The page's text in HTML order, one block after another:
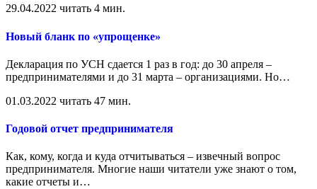
29.04.2022 читать 4 мин.
Новый бланк по «упрощенке»
Декларация по УСН сдается 1 раз в год: до 30 апреля –
предпринимателями и до 31 марта – организациями. Но…
01.03.2022 читать 47 мин.
Годовой отчет предпринимателя
Как, кому, когда и куда отчитываться – извечный вопрос
предпринимателя. Многие наши читатели уже знают о том,
какие отчеты и…